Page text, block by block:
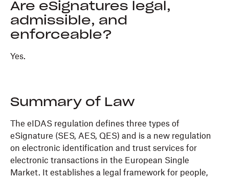
Are eSignatures legal,
admissible, and
enforceable?
Yes.
Summary of Law
The eIDAS regulation defines three types of
eSignature (SES, AES, QES) and is a new regulation
on electronic identification and trust services for
electronic transactions in the European Single
Market. It establishes a legal framework for people,